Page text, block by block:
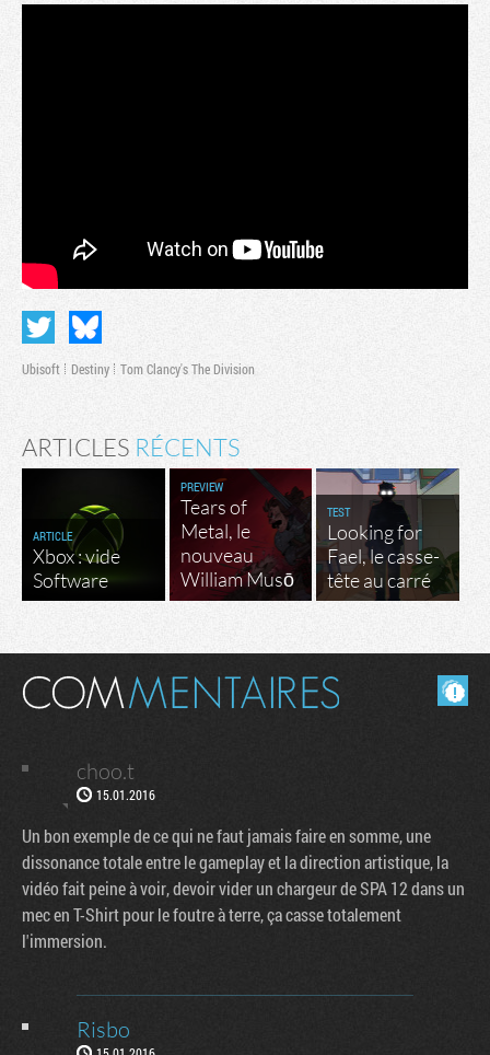
Ubisoft Destiny Tom Clancy's The Division
ARTICLES RÉCENTS
ARTICLE
Xbox : vide
Software
PREVIEW
Tears of
Metal, le
nouveau
William Musō
TEST
Looking for
Fael, le casse-
tête au carré
Masquer les commentaires lus.
choo.t
15.01.2016
Un bon exemple de ce qui ne faut jamais faire en somme, une
dissonance totale entre le gameplay et la direction artistique, la
vidéo fait peine à voir, devoir vider un chargeur de SPA 12 dans un
mec en T-Shirt pour le foutre à terre, ça casse totalement
l'immersion.
Risbo